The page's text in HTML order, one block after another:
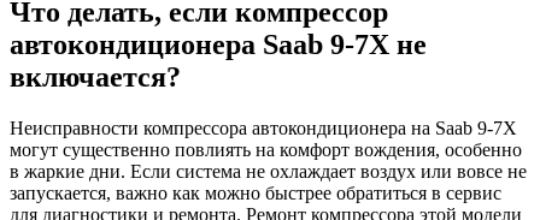
Что делать, если компрессор
автокондиционера Saab 9-7X не
включается?
Неисправности компрессора автокондиционера на Saab 9-7X
могут существенно повлиять на комфорт вождения, особенно
в жаркие дни. Если система не охлаждает воздух или вовсе не
запускается, важно как можно быстрее обратиться в сервис
для диагностики и ремонта. Ремонт компрессора этой модели